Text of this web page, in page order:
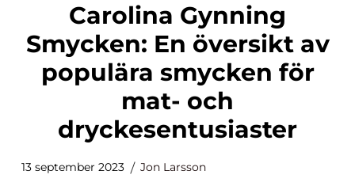
Carolina Gynning
Smycken: En översikt av
populära smycken för
mat- och
dryckesentusiaster
13 september 2023 Jon Larsson